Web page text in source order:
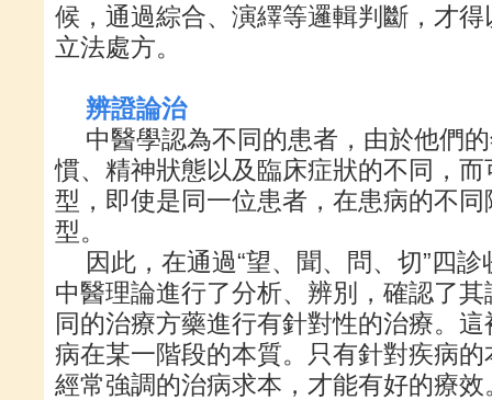
候，通過綜合、演繹等邏輯判斷，才
立法處方。
辨證論治
中醫學認為不同的患者，由於他們
慣、精神狀態以及臨床症狀的不同，
型，即使是同一位患者，在患病的不
型。
因此，在通過“望、聞、問、切”四
中醫理論進行了分析、辨別，確認了
同的治療方藥進行有針對性的治療。這
病在某一階段的本質。只有針對疾病
經常強調的治病求本，才能有好的療